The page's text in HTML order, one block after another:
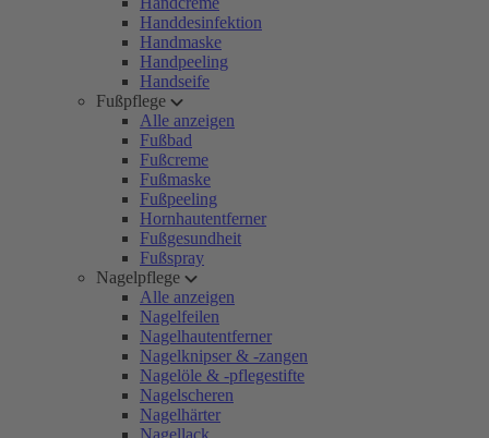
Handdesinfektion
Handmaske
Handpeeling
Handseife
Fußpflege
Alle anzeigen
Fußbad
Fußcreme
Fußmaske
Fußpeeling
Hornhautentferner
Fußgesundheit
Fußspray
Nagelpflege
Alle anzeigen
Nagelfeilen
Nagelhautentferner
Nagelknipser & -zangen
Nagelöle & -pflegestifte
Nagelscheren
Nagelhärter
Nagellack